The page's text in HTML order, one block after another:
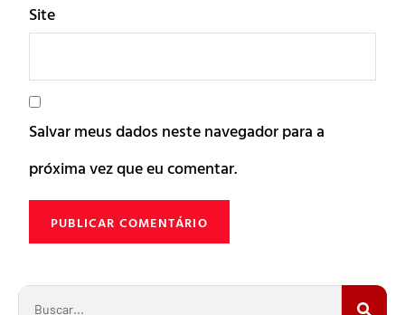
Site
Salvar meus dados neste navegador para a
próxima vez que eu comentar.